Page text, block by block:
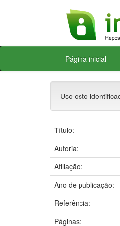
Skip
Página inicial
Use este
Título:
Autoria:
Afiliação:
Ano de publicação:
Referência:
Páginas: